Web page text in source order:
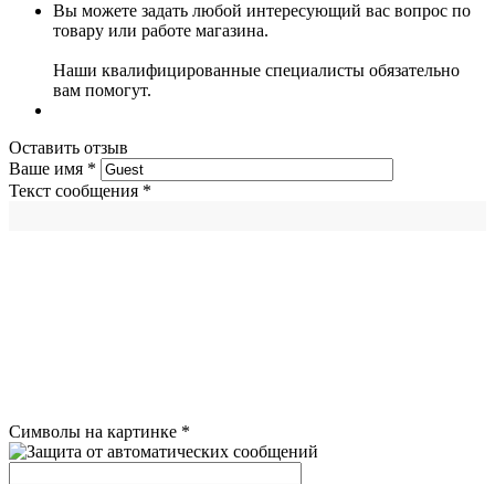
Вы можете задать любой интересующий вас вопрос по
товару или работе магазина.
Наши квалифицированные специалисты обязательно
вам помогут.
Оставить отзыв
Ваше имя *
Текст сообщения *
Символы на картинке *